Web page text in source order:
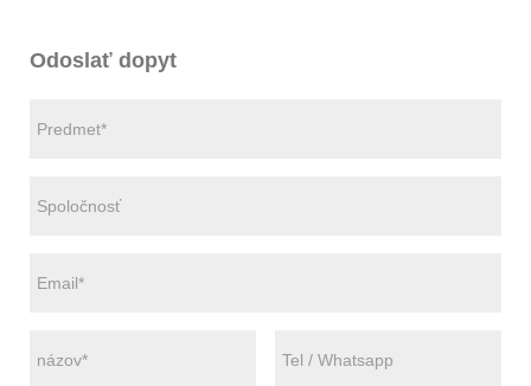
Odoslať dopyt